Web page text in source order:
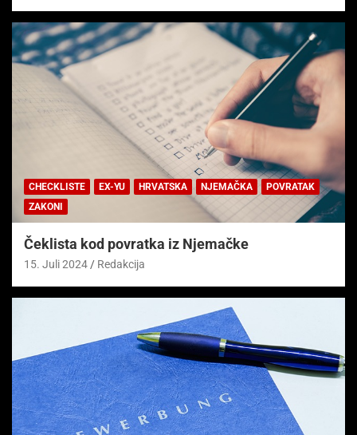
CHECKLISTE EX-YU HRVATSKA NJEMAČKA
POVRATAK
ZAKONI
Čeklista kod povratka iz Njemačke
15. Juli 2024 Redakcija